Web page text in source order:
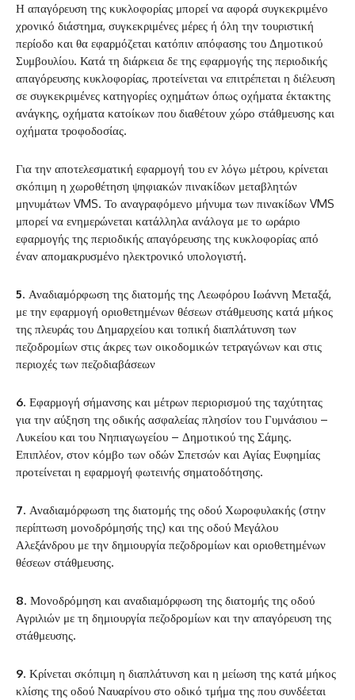
Η απαγόρευση της κυκλοφορίας μπορεί να αφορά συγκεκριμένο
χρονικό διάστημα, συγκεκριμένες μέρες ή όλη την τουριστική
περίοδο και θα εφαρμόζεται κατόπιν απόφασης του Δημοτικού
Συμβουλίου. Κατά τη διάρκεια δε της εφαρμογής της περιοδικής
απαγόρευσης κυκλοφορίας, προτείνεται να επιτρέπεται η διέλευση
σε συγκεκριμένες κατηγορίες οχημάτων όπως οχήματα έκτακτης
ανάγκης, οχήματα κατοίκων που διαθέτουν χώρο στάθμευσης και
οχήματα τροφοδοσίας.
Για την αποτελεσματική εφαρμογή του εν λόγω μέτρου, κρίνεται
σκόπιμη η χωροθέτηση ψηφιακών πινακίδων μεταβλητών
μηνυμάτων VMS. Το αναγραφόμενο μήνυμα των πινακίδων VMS
μπορεί να ενημερώνεται κατάλληλα ανάλογα με το ωράριο
εφαρμογής της περιοδικής απαγόρευσης της κυκλοφορίας από
έναν απομακρυσμένο ηλεκτρονικό υπολογιστή.
5. Αναδιαμόρφωση της διατομής της Λεωφόρου Ιωάννη Μεταξά,
με την εφαρμογή οριοθετημένων θέσεων στάθμευσης κατά μήκος
της πλευράς του Δημαρχείου και τοπική διαπλάτυνση των
πεζοδρομίων στις άκρες των οικοδομικών τετραγώνων και στις
περιοχές των πεζοδιαβάσεων
6. Εφαρμογή σήμανσης και μέτρων περιορισμού της ταχύτητας
για την αύξηση της οδικής ασφαλείας πλησίον του Γυμνάσιου –
Λυκείου και του Νηπιαγωγείου – Δημοτικού της Σάμης.
Επιπλέον, στον κόμβο των οδών Σπετσών και Αγίας Ευφημίας
προτείνεται η εφαρμογή φωτεινής σηματοδότησης.
7. Αναδιαμόρφωση της διατομής της οδού Χωροφυλακής (στην
περίπτωση μονοδρόμησής της) και της οδού Μεγάλου
Αλεξάνδρου με την δημιουργία πεζοδρομίων και οριοθετημένων
θέσεων στάθμευσης.
8. Μονοδρόμηση και αναδιαμόρφωση της διατομής της οδού
Αγριλιών με τη δημιουργία πεζοδρομίων και την απαγόρευση της
στάθμευσης.
9. Κρίνεται σκόπιμη η διαπλάτυνση και η μείωση της κατά μήκος
κλίσης της οδού Ναυαρίνου στο οδικό τμήμα της που συνδέεται